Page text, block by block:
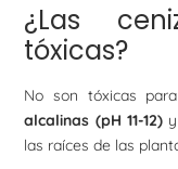
¿Las
tóxicas?
No son tóxicas
alcalinas (pH 11-12)
las raíces de las